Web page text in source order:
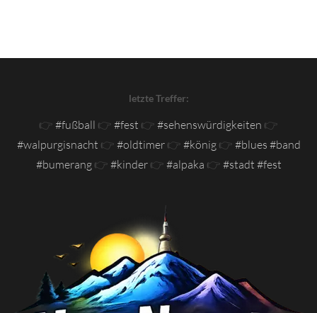
letzte Treffer:
👉 #fußball 👉 #fest 👉 #sehenswürdigkeiten 👉
#walpurgisnacht 👉 #oldtimer👉 #könig👉 #blues #band
#bumerang👉 #kinder👉 #alpaka 👉 #stadt #fest